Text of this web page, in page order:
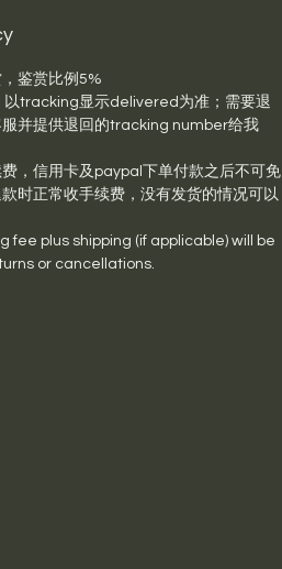
鉴赏比例5%
以tracking显示delivered为准；需要退
并提供退回的tracking number给我
，信用卡及paypal下单付款之后不可免
时正常收手续费，没有发货的情况可以
fee plus shipping (if applicable) will be
or cancellations.